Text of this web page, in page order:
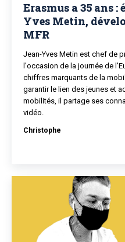
Erasmus a 35 ans :
Yves Metin,
MFR
Jean-Yves Metin est chef de
l'occasion de la journée de
chiffres marquants de la mobilité en
garantir le lien des jeunes et
mobilités, il partage ses
vidéo.
Christophe